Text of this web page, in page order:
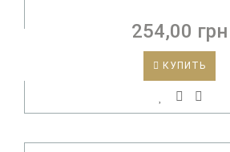
254,00 грн
КУПИТЬ